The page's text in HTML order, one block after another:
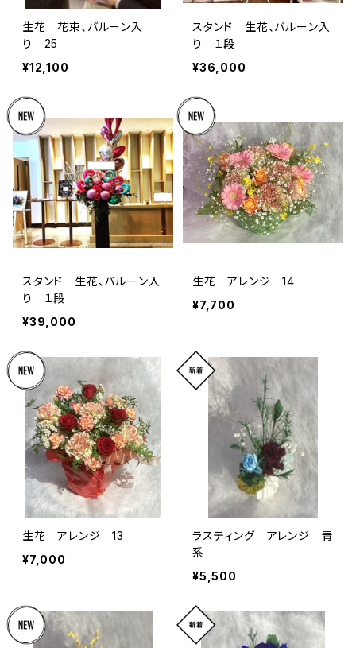
生花 花束、バルーン入
り 25
¥12,100
スタンド 生花、バルーン入
り １段
¥36,000
スタンド 生花、バルーン入
り １段
¥39,000
生花 アレンジ 14
¥7,700
生花 アレンジ 13
¥7,000
ラスティング アレンジ 青
系
¥5,500